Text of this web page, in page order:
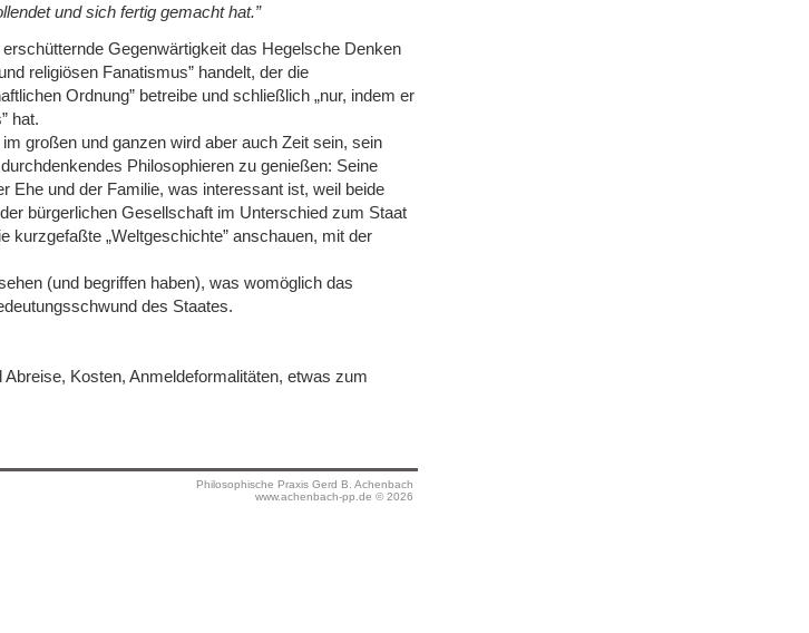
und sich fertig gemacht hat.”
Gegenwärtigkeit das Hegelsche Denken
religiösen Fanatismus” handelt, der die
Ordnung” betreibe und schließlich „nur, indem er
hat.
großen und ganzen wird aber auch Zeit sein, sein
Philosophieren zu genießen: Seine
Ehe und der Familie, was interessant ist, weil beide
bürgerlichen Gesellschaft im Unterschied zum Staat
kurzgefaßte „Weltgeschichte” anschauen, mit der
(und begriffen haben), was womöglich das
des Staates.
Kosten, Anmeldeformalitäten, etwas zum
Philosophische Praxis Gerd B. Achenbach
www.achenbach-pp.de © 2026